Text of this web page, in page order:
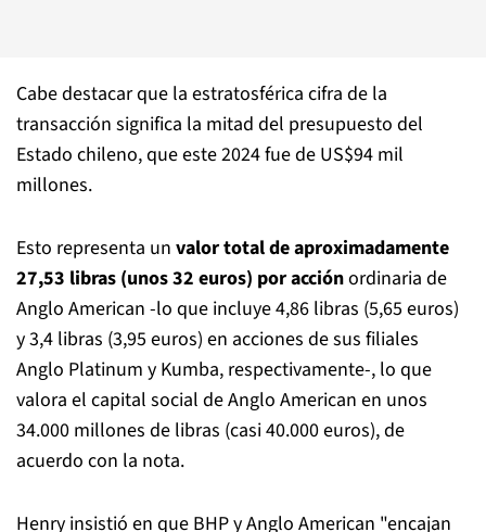
Cabe destacar que la estratosférica cifra de la
transacción significa la mitad del presupuesto del
Estado chileno, que este 2024 fue de US$94 mil
millones.
Esto representa un valor total de aproximadamente
27,53 libras (unos 32 euros) por acciónordinaria de
Anglo American -lo que incluye 4,86 libras (5,65 euros)
y 3,4 libras (3,95 euros) en acciones de sus filiales
Anglo Platinum y Kumba, respectivamente-, lo que
valora el capital social de Anglo American en unos
34.000 millones de libras (casi 40.000 euros), de
acuerdo con la nota.
Henry insistió en que BHP y Anglo American "encajan